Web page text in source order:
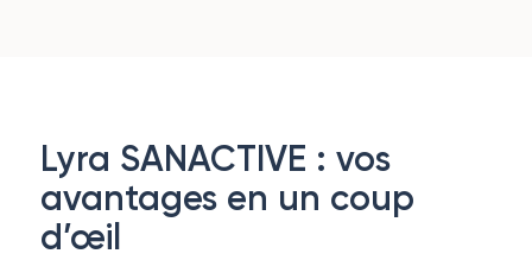
Lyra SANACTIVE : vos
avantages en un coup
d’œil